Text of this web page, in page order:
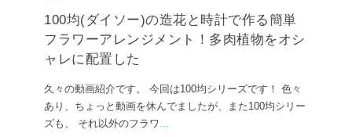
100均(ダイソー)の造花と時計で作る簡単
フラワーアレンジメント！多肉植物をオシ
ャレに配置した
久々の動画紹介です。 今回は100均シリーズです！ 色々
あり、ちょっと動画を休んでましたが、また100均シリー
ズも、 それ以外のフラワ ...